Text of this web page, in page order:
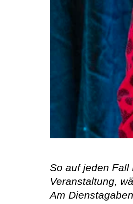
So auf jeden Fall
Veranstaltung,
Am